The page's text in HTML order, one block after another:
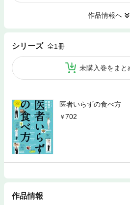
作品情報へ
シリーズ 全1冊
未購入巻をまと
医者いらずの食べ方
702
作品情報